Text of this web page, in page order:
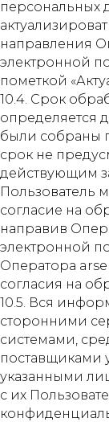
персональных
направления
электронной
пометкой
10.4. Срок
определяется
были собраны
срок не
действующим
Пользователь
согласие на
направив
электронной
Оператора
согласия на
10.5. Вся
сторонними
системами,
поставщиками
указанными
с их